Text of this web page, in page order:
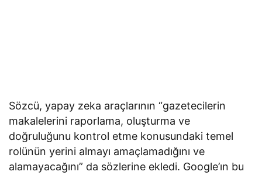
Sözcü, yapay zeka araçlarının “gazetecilerin
makalelerini raporlama, oluşturma ve
doğruluğunu kontrol etme konusundaki temel
rolünün yerini almayı amaçlamadığını ve
alamayacağını” da sözlerine ekledi. Google’ın bu